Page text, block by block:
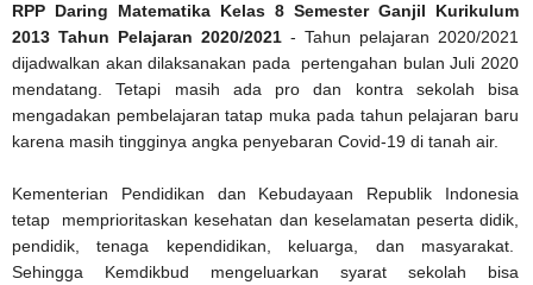
RPP Daring Matematika Kelas 8 Semester Ganjil Kurikulum
2013 Tahun Pelajaran 2020/2021 - Tahun pelajaran 2020/2021
dijadwalkan akan dilaksanakan pada pertengahan bulan Juli 2020
mendatang. Tetapi masih ada pro dan kontra sekolah bisa
mengadakan pembelajaran tatap muka pada tahun pelajaran baru
karena masih tingginya angka penyebaran Covid-19 di tanah air.
Kementerian Pendidikan dan Kebudayaan Republik Indonesia
tetap memprioritaskan kesehatan dan keselamatan peserta didik,
pendidik, tenaga kependidikan, keluarga, dan masyarakat.
Sehingga Kemdikbud mengeluarkan syarat sekolah bisa